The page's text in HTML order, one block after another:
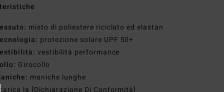
misto di poliestere riciclato ed elastan
protezione solare UPF 50+
vestibilità performance
Girocollo
maniche lunghe